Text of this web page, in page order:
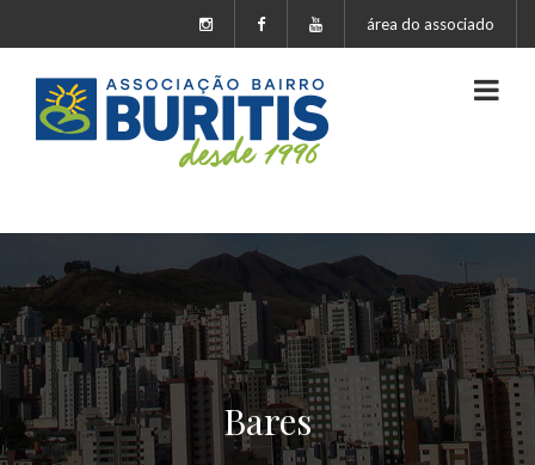
área do associado
Bares